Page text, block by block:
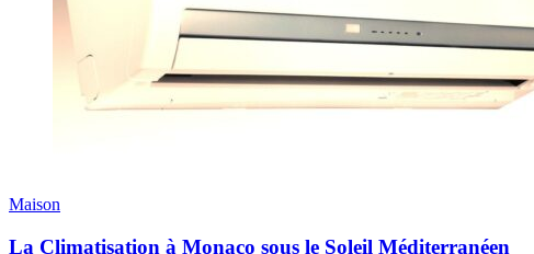
Maison
La Climatisation à Monaco sous le Soleil Méditerranéen